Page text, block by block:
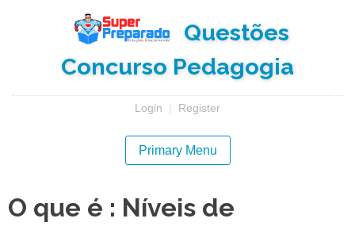
Questões
Concurso Pedagogia
Login | Register
Primary Menu
O que é : Níveis de